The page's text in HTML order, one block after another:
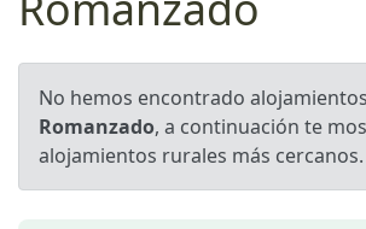
No hemos encontrado
Romanzado, a continuación te
alojamientos rurales más cercanos.